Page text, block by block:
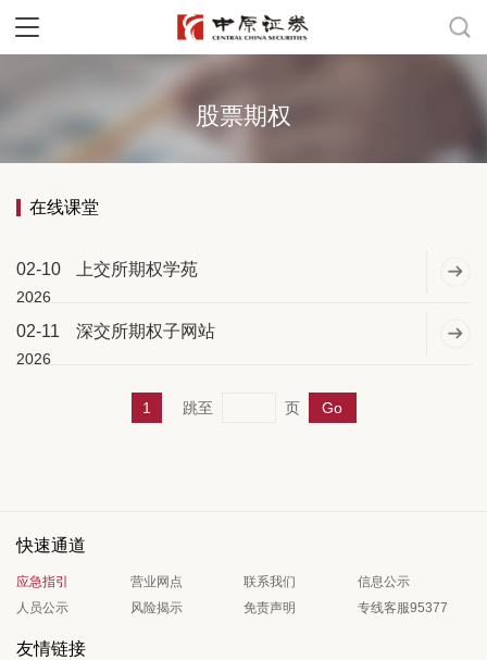
股票期权
在线课堂
02-10
2026
上交所期权学苑
02-11
2026
深交所期权子网站
1 跳至 页 Go
快速通道
应急指引 营业网点 联系我们
信息公示
人员公示
风险揭示 免责声明 专线客服95377
友情链接